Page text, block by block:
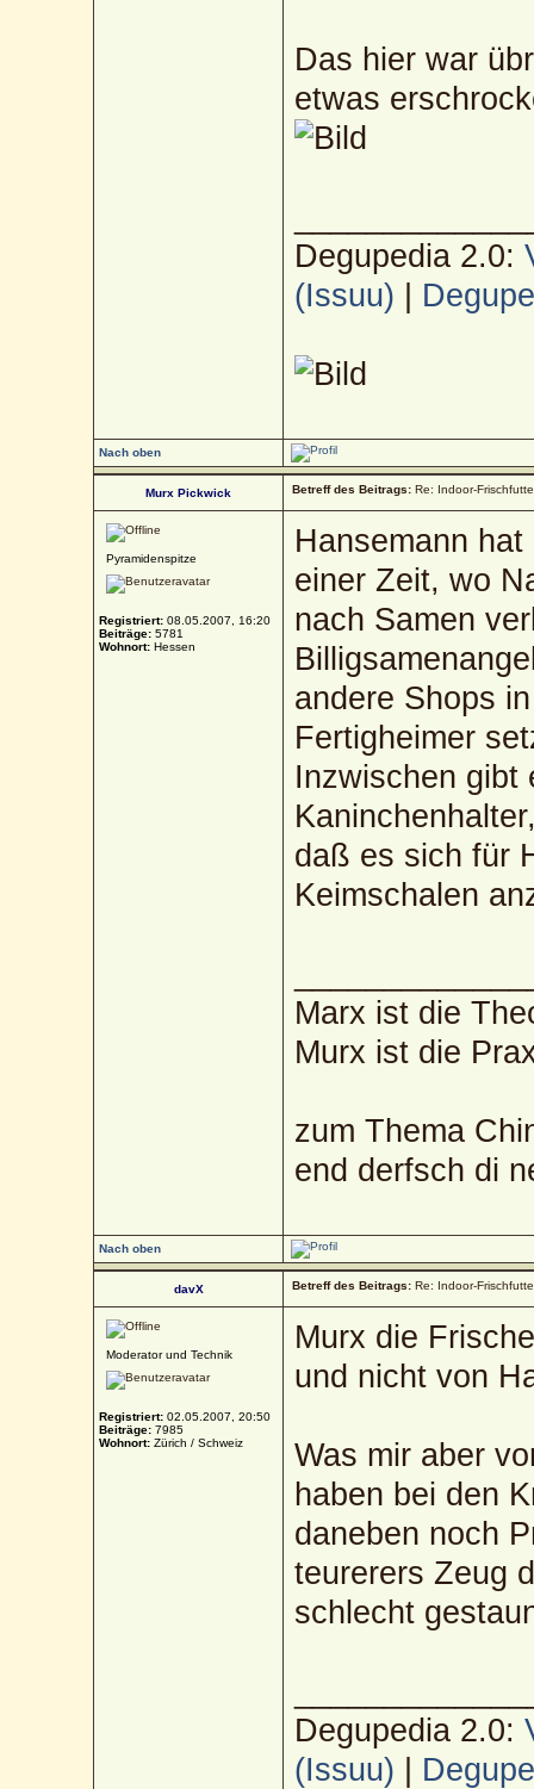
Das hier war
etwas
Degupedia 2.0:
(Issuu)
Nach oben
Murx Pickwick Betreff des Beitrags: Re: Indoor-
Pyramidenspitze
Registriert: 08.05.2007, 16:20
Beiträge: 5781
Wohnort: Hessen
Hansemann
einer Zeit, wo
nach Samen
andere Shops
Fertigheimer
Inzwischen gibt
daß es sich für
Keimschalen
Marx ist die
Murx ist die
zum Thema
end derfsch di
Nach oben
davX Betreff des Beitrags: Re: Indoor-
Moderator und Technik
Registriert: 02.05.2007, 20:50
Beiträge: 7985
Wohnort: Zürich / Schweiz
Murx die
und nicht von
Was mir aber
haben bei den
daneben noch
teurerers Zeug
schlecht
Degupedia 2.0:
(Issuu)